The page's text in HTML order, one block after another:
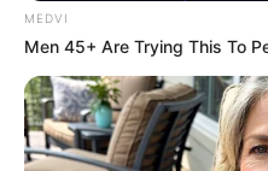
MEDVI
Men 45+ Are Trying This To